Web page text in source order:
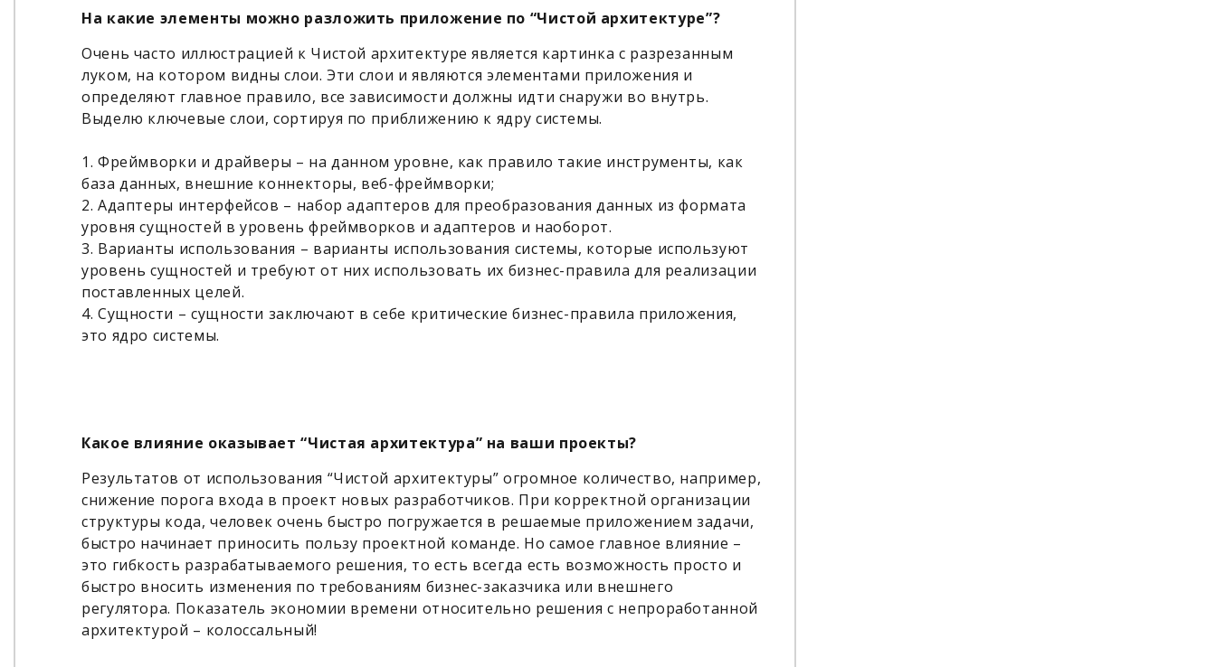
На какие элементы можно разложить приложение по “Чистой архитектуре”?
Очень часто иллюстрацией к Чистой архитектуре является картинка с разрезанным
луком, на котором видны слои. Эти слои и являются элементами приложения и
определяют главное правило, все зависимости должны идти снаружи во внутрь.
Выделю ключевые слои, сортируя по приближению к ядру системы.
1. Фреймворки и драйверы – на данном уровне, как правило такие инструменты, как
база данных, внешние коннекторы, веб-фреймворки;
2. Адаптеры интерфейсов – набор адаптеров для преобразования данных из формата
уровня сущностей в уровень фреймворков и адаптеров и наоборот.
3. Варианты использования – варианты использования системы, которые используют
уровень сущностей и требуют от них использовать их бизнес-правила для реализации
поставленных целей.
4. Сущности – сущности заключают в себе критические бизнес-правила приложения,
это ядро системы.
Какое влияние оказывает “Чистая архитектура” на ваши проекты?
Результатов от использования “Чистой архитектуры” огромное количество, например,
снижение порога входа в проект новых разработчиков. При корректной организации
структуры кода, человек очень быстро погружается в решаемые приложением задачи,
быстро начинает приносить пользу проектной команде. Но самое главное влияние –
это гибкость разрабатываемого решения, то есть всегда есть возможность просто и
быстро вносить изменения по требованиям бизнес-заказчика или внешнего
регулятора. Показатель экономии времени относительно решения с непроработанной
архитектурой – колоссальный!